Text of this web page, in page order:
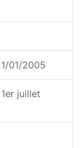
01/2005
juillet